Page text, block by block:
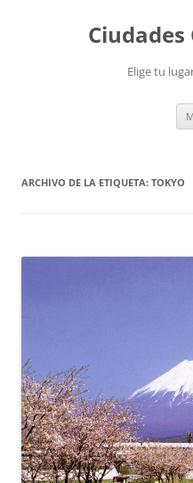
Elige tu
ARCHIVO DE LA ETIQUETA: TOKYO